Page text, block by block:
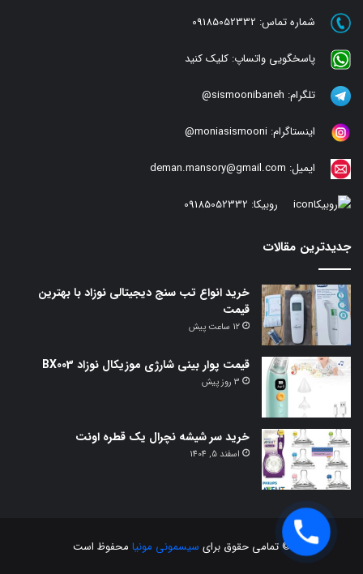
شماره تماس: 09185052332
پاسخگویی واتساپ: کلیک کنید
تلگرام: sismoonibaneh@
اینستاگرام: moniasismooni@
ایمیل: deman.mansory@gmail.com
روبیکا: 09185052332
جدیدترین مقالات
خرید انواع تب سنج دیجیتالی نوزاد با بهترین
قیمت
12 ساعت پیش
قیمت پوار بینی شارژی موزیکال نوزاد BX003
3 روز پیش
خرید سر شیشه نچرال یک قطره اونت
اسفند 5, 1404
© تمامی حقوق برای سیسمونی مونیا محفوظ است